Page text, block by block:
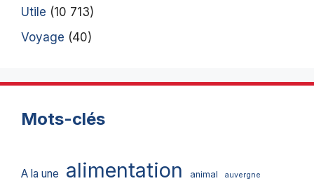
Utile (10 713)
Voyage (40)
Mots-clés
A la une alimentation animal auvergne